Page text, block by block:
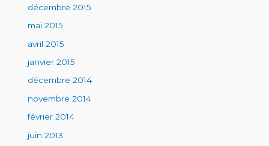
décembre 2015
mai 2015
avril 2015
janvier 2015
décembre 2014
novembre 2014
février 2014
juin 2013